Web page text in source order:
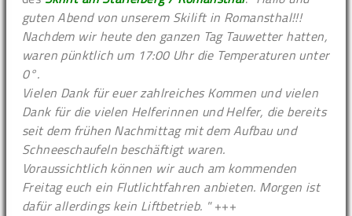
guten Abend von unserem Skilift in Romansthal!!!
Nachdem wir heute den ganzen Tag Tauwetter hatten,
waren pünktlich um 17:00 Uhr die Temperaturen unter
0°.
Vielen Dank für euer zahlreiches Kommen und vielen
Dank für die vielen Helferinnen und Helfer, die bereits
seit dem frühen Nachmittag mit dem Aufbau und
Schneeschaufeln beschäftigt waren.
Voraussichtlich können wir auch am kommenden
Freitag euch ein Flutlichtfahren anbieten. Morgen ist
dafür allerdings kein Liftbetrieb. "+++